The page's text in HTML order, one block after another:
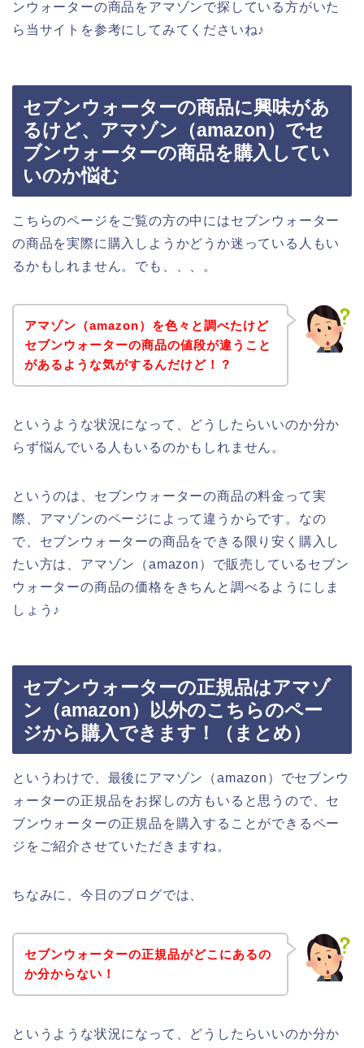
ンウォーターの商品をアマゾンで探している方がいた
ら当サイトを参考にしてみてくださいね♪
セブンウォーターの商品に興味があ
るけど、アマゾン（amazon）でセ
ブンウォーターの商品を購入してい
いのか悩む
こちらのページをご覧の方の中にはセブンウォーター
の商品を実際に購入しようかどうか迷っている人もい
るかもしれません。でも、、、。
アマゾン（amazon）を色々と調べたけど
セブンウォーターの商品の値段が違うこと
があるような気がするんだけど！？
というような状況になって、どうしたらいいのか分か
らず悩んでいる人もいるのかもしれません。
というのは、セブンウォーターの商品の料金って実
際、アマゾンのページによって違うからです。なの
で、セブンウォーターの商品をできる限り安く購入し
たい方は、アマゾン（amazon）で販売しているセブン
ウォーターの商品の価格をきちんと調べるようにしま
しょう♪
セブンウォーターの正規品はアマゾ
ン（amazon）以外のこちらのペー
ジから購入できます！（まとめ）
というわけで、最後にアマゾン（amazon）でセブンウ
ォーターの正規品をお探しの方もいると思うので、セ
ブンウォーターの正規品を購入することができるペー
ジをご紹介させていただきますね。
ちなみに、今日のブログでは、
セブンウォーターの正規品がどこにあるの
か分からない！
というような状況になって、どうしたらいいのか分か